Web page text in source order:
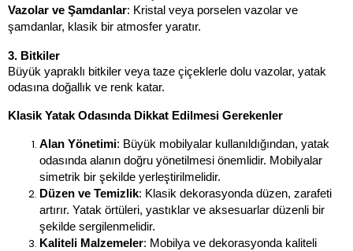
Vazolar ve Şamdanlar: Kristal veya porselen vazolar ve
şamdanlar, klasik bir atmosfer yaratır.
3. Bitkiler
Büyük yapraklı bitkiler veya taze çiçeklerle dolu vazolar, yatak
odasına doğallık ve renk katar.
Klasik Yatak Odasında Dikkat Edilmesi Gerekenler
Alan Yönetimi: Büyük mobilyalar kullanıldığından, yatak
odasında alanın doğru yönetilmesi önemlidir. Mobilyalar
simetrik bir şekilde yerleştirilmelidir.
Düzen ve Temizlik: Klasik dekorasyonda düzen, zarafeti
artırır. Yatak örtüleri, yastıklar ve aksesuarlar düzenli bir
şekilde sergilenmelidir.
Kaliteli Malzemeler: Mobilya ve dekorasyonda kaliteli